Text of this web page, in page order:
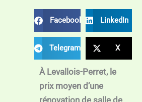
Facebook LinkedIn
Telegram X
À Levallois-Perret, le
prix moyen d’une
rénovation de salle de